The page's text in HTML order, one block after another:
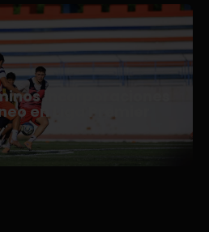
incorporaciones
en Liga Premier